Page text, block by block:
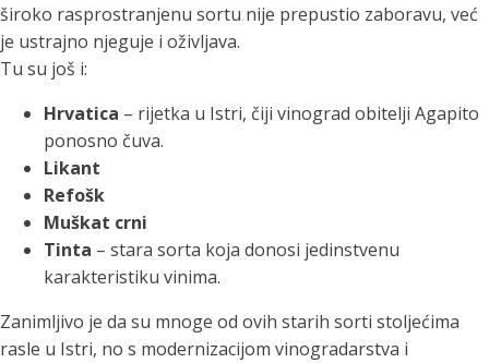
široko rasprostranjenu sortu nije prepustio zaboravu, već
je ustrajno njeguje i oživljava.
Tu su još i:
Hrvatica – rijetka u Istri, čiji vinograd obitelji Agapito
ponosno čuva.
Likant
Refošk
Muškat crni
Tinta – stara sorta koja donosi jedinstvenu
karakteristiku vinima.
Zanimljivo je da su mnoge od ovih starih sorti stoljećima
rasle u Istri, no s modernizacijom vinogradarstva i